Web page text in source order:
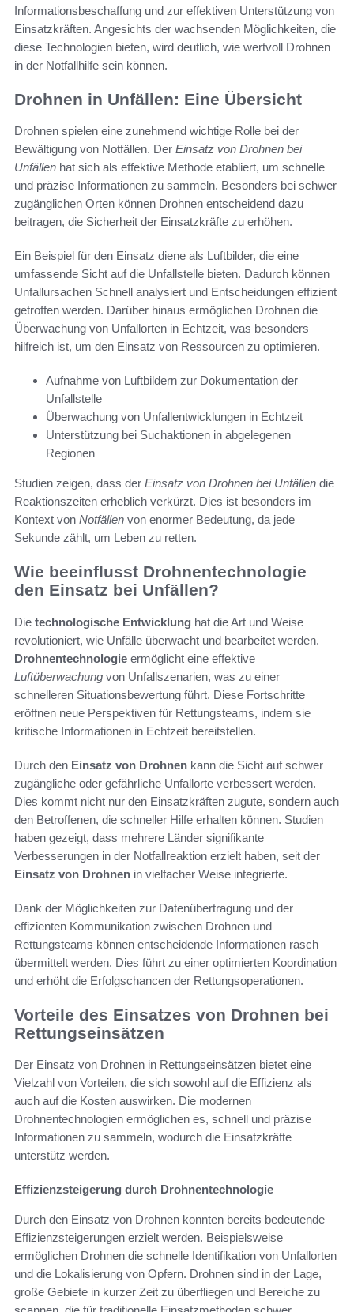
Informationsbeschaffung und zur effektiven Unterstützung von
Einsatzkräften. Angesichts der wachsenden Möglichkeiten, die
diese Technologien bieten, wird deutlich, wie wertvoll Drohnen
in der Notfallhilfe sein können.
Drohnen in Unfällen: Eine Übersicht
Drohnen spielen eine zunehmend wichtige Rolle bei der
Bewältigung von Notfällen. Der Einsatz von Drohnen bei
Unfällen hat sich als effektive Methode etabliert, um schnelle
und präzise Informationen zu sammeln. Besonders bei schwer
zugänglichen Orten können Drohnen entscheidend dazu
beitragen, die Sicherheit der Einsatzkräfte zu erhöhen.
Ein Beispiel für den Einsatz diene als Luftbilder, die eine
umfassende Sicht auf die Unfallstelle bieten. Dadurch können
Unfallursachen Schnell analysiert und Entscheidungen effizient
getroffen werden. Darüber hinaus ermöglichen Drohnen die
Überwachung von Unfallorten in Echtzeit, was besonders
hilfreich ist, um den Einsatz von Ressourcen zu optimieren.
Aufnahme von Luftbildern zur Dokumentation der
Unfallstelle
Überwachung von Unfallentwicklungen in Echtzeit
Unterstützung bei Suchaktionen in abgelegenen
Regionen
Studien zeigen, dass der Einsatz von Drohnen bei Unfällen die
Reaktionszeiten erheblich verkürzt. Dies ist besonders im
Kontext von Notfällen von enormer Bedeutung, da jede
Sekunde zählt, um Leben zu retten.
Wie beeinflusst Drohnentechnologie
den Einsatz bei Unfällen?
Die technologische Entwicklung hat die Art und Weise
revolutioniert, wie Unfälle überwacht und bearbeitet werden.
Drohnentechnologie ermöglicht eine effektive
Luftüberwachung von Unfallszenarien, was zu einer
schnelleren Situationsbewertung führt. Diese Fortschritte
eröffnen neue Perspektiven für Rettungsteams, indem sie
kritische Informationen in Echtzeit bereitstellen.
Durch den Einsatz von Drohnen kann die Sicht auf schwer
zugängliche oder gefährliche Unfallorte verbessert werden.
Dies kommt nicht nur den Einsatzkräften zugute, sondern auch
den Betroffenen, die schneller Hilfe erhalten können. Studien
haben gezeigt, dass mehrere Länder signifikante
Verbesserungen in der Notfallreaktion erzielt haben, seit der
Einsatz von Drohnen in vielfacher Weise integrierte.
Dank der Möglichkeiten zur Datenübertragung und der
effizienten Kommunikation zwischen Drohnen und
Rettungsteams können entscheidende Informationen rasch
übermittelt werden. Dies führt zu einer optimierten Koordination
und erhöht die Erfolgschancen der Rettungsoperationen.
Vorteile des Einsatzes von Drohnen bei
Rettungseinsätzen
Der Einsatz von Drohnen in Rettungseinsätzen bietet eine
Vielzahl von Vorteilen, die sich sowohl auf die Effizienz als
auch auf die Kosten auswirken. Die modernen
Drohnentechnologien ermöglichen es, schnell und präzise
Informationen zu sammeln, wodurch die Einsatzkräfte
unterstütz werden.
Effizienzsteigerung durch Drohnentechnologie
Durch den Einsatz von Drohnen konnten bereits bedeutende
Effizienzsteigerungen erzielt werden. Beispielsweise
ermöglichen Drohnen die schnelle Identifikation von Unfallorten
und die Lokalisierung von Opfern. Drohnen sind in der Lage,
große Gebiete in kurzer Zeit zu überfliegen und Bereiche zu